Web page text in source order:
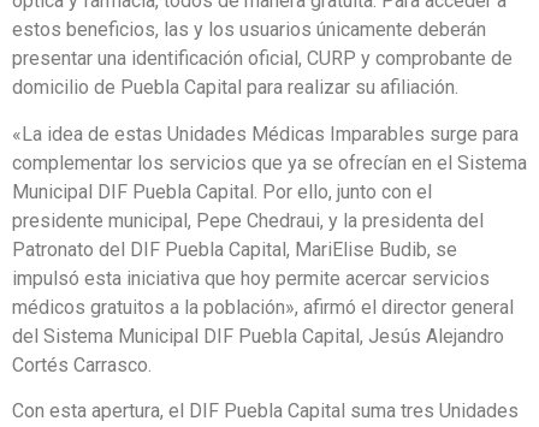
estos beneficios, las y los usuarios únicamente deberán
presentar una identificación oficial, CURP y comprobante de
domicilio de Puebla Capital para realizar su afiliación.
«La idea de estas Unidades Médicas Imparables surge para
complementar los servicios que ya se ofrecían en el Sistema
Municipal DIF Puebla Capital. Por ello, junto con el
presidente municipal, Pepe Chedraui, y la presidenta del
Patronato del DIF Puebla Capital, MariElise Budib, se
impulsó esta iniciativa que hoy permite acercar servicios
médicos gratuitos a la población», afirmó el director general
del Sistema Municipal DIF Puebla Capital, Jesús Alejandro
Cortés Carrasco.
Con esta apertura, el DIF Puebla Capital suma tres Unidades